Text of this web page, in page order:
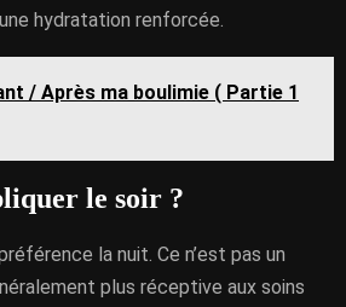
hydratation renforcée.
/ Après ma boulimie ( Partie 1
le soir ?
la nuit. Ce n’est pas un
plus réceptive aux soins